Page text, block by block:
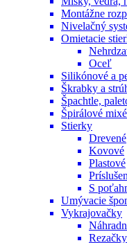
Montážne
Nivelačný
Omietacie
Oceľ
Silikónové a
Škrabky a
Špachtle,
Špirálové
Stierky
Drevené
Kovové
Plastové
S
Umývacie
Vykrajovačky